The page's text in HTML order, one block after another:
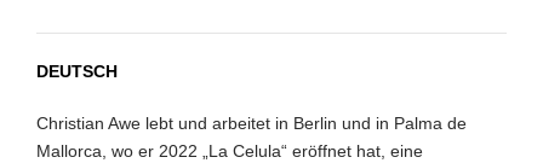
DEUTSCH
Christian Awe lebt und arbeitet in Berlin und in Palma de
Mallorca, wo er 2022 „La Celula“ eröffnet hat, eine